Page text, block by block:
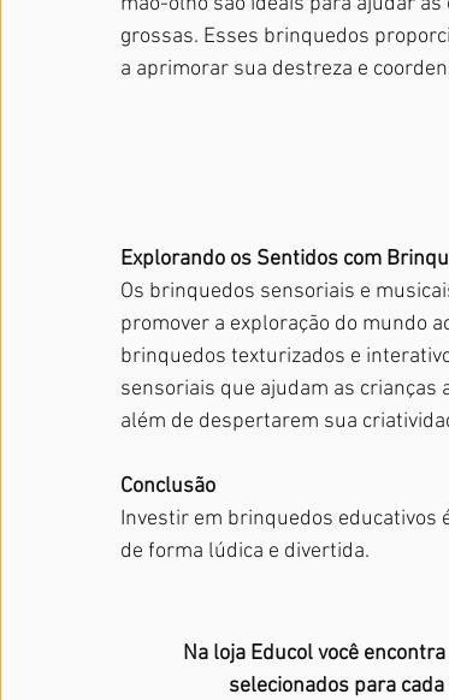
grossas. Esses brinquedos
a aprimorar sua destreza e
Explorando os Sentidos com
Os brinquedos sensoriais e
promover a exploração do mundo
brinquedos texturizados e
sensoriais que ajudam as crianças
além de despertarem sua
Conclusão
Investir em brinquedos educativos
de forma lúdica e divertida.
Na loja Educol você
selecionados para